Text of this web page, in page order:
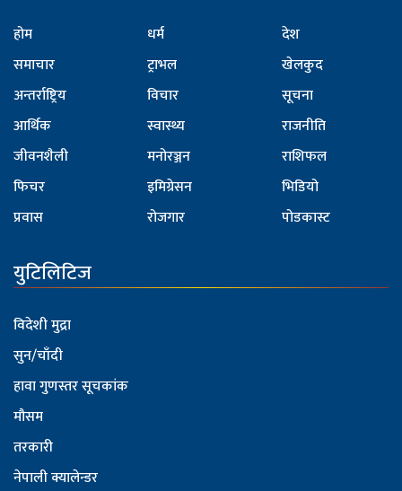
होम
समाचार
अन्तर्राष्ट्रिय
आर्थिक
जीवनशैली
फिचर
प्रवास
धर्म
ट्राभल
विचार
स्वास्थ्य
मनोरञ्जन
इमिग्रेसन
रोजगार
देश
खेलकुद
सूचना
राजनीति
राशिफल
भिडियो
पोडकास्ट
युटिलिटिज
विदेशी मुद्रा
सुन/चाँदी
हावा गुणस्तर सूचकांक
मौसम
तरकारी
नेपाली क्यालेन्डर